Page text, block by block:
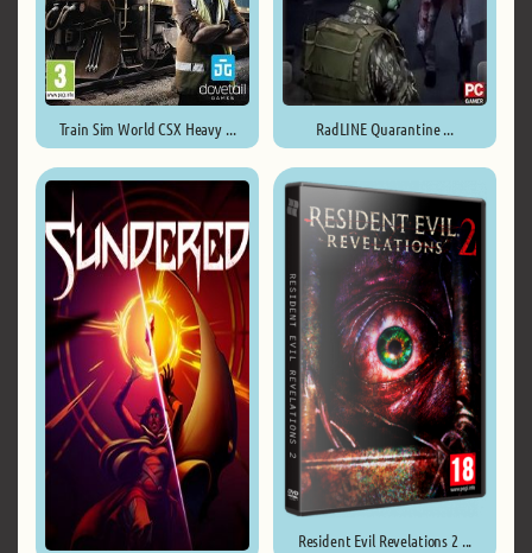
Train Sim World CSX Heavy ... RadLINE Quarantine ...
Resident Evil Revelations 2 ...